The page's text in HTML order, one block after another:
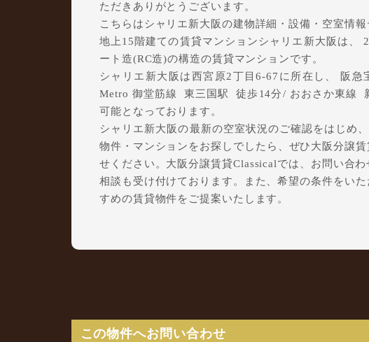
ただきありがとうございます。
こちらはシャリエ新大阪の建物詳細・設備・空室情報
地上15階建ての賃貸マンションシャリエ新大阪は、
ート造(RC造)の構造の賃貸マンションです。
シャリエ新大阪は西宮原2丁目6-67に所在し、 阪
Metro 御堂筋線 東三国駅 徒歩14分/ おおさか東線
可能となっております。
シャリエ新大阪の最新の空室状況のご確認をはじめ
物件・マンションをお探しでしたら、ぜひ大阪分譲
せください。大阪分譲賃貸Classicalでは、お問い合
相談も受け付けております。また、希望の条件をい
すめの賃貸物件をご提案いたします。
この物件へお問い合わせ